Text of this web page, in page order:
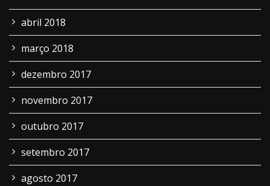
abril 2018
março 2018
dezembro 2017
novembro 2017
outubro 2017
setembro 2017
agosto 2017